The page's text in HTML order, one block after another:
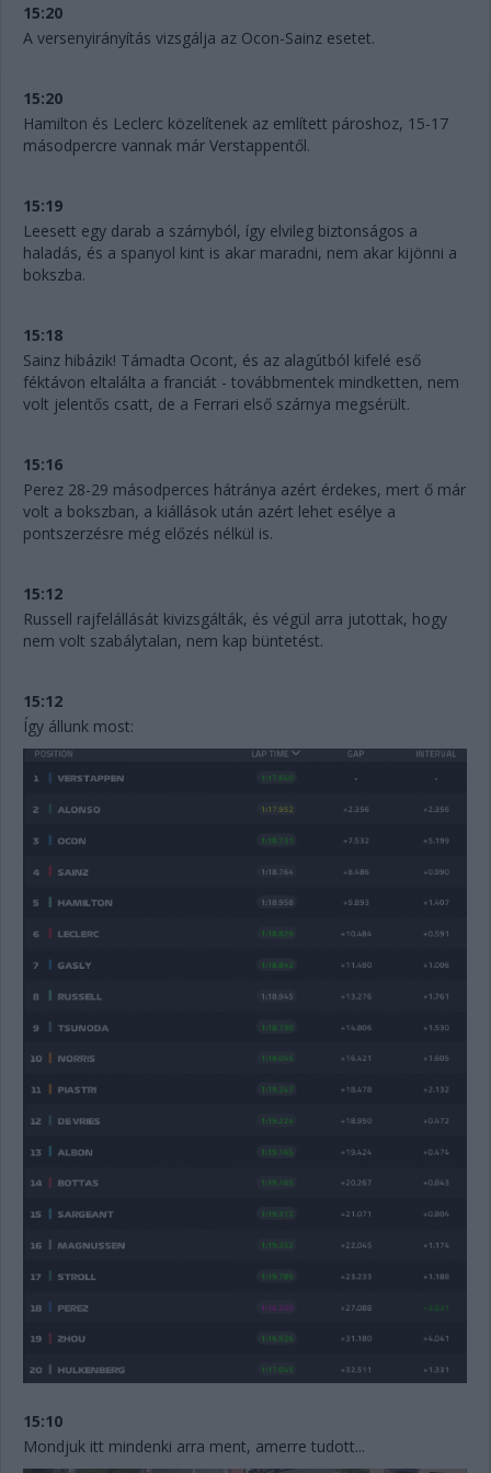
15:20
A versenyirányítás vizsgálja az Ocon-Sainz esetet.
15:20
Hamilton és Leclerc közelítenek az említett pároshoz, 15-17
másodpercre vannak már Verstappentől.
15:19
Leesett egy darab a szárnyból, így elvileg biztonságos a
haladás, és a spanyol kint is akar maradni, nem akar kijönni a
bokszba.
15:18
Sainz hibázik! Támadta Ocont, és az alagútból kifelé eső
féktávon eltalálta a franciát - továbbmentek mindketten, nem
volt jelentős csatt, de a Ferrari első szárnya megsérült.
15:16
Perez 28-29 másodperces hátránya azért érdekes, mert ő már
volt a bokszban, a kiállások után azért lehet esélye a
pontszerzésre még előzés nélkül is.
15:12
Russell rajfelállását kivizsgálták, és végül arra jutottak, hogy
nem volt szabálytalan, nem kap büntetést.
15:12
Így állunk most:
15:10
Mondjuk itt mindenki arra ment, amerre tudott...